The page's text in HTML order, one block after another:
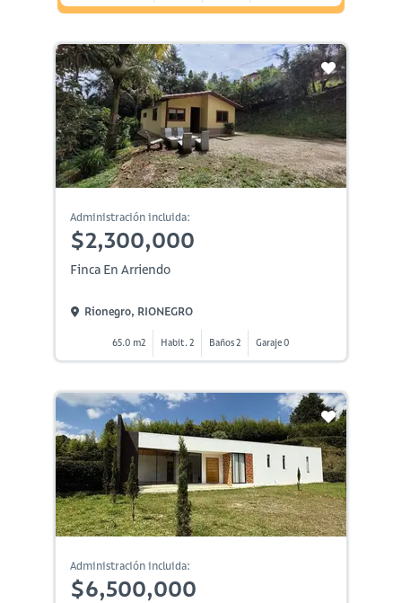
Administración incluida:
$2,300,000
Finca En Arriendo
Rionegro, RIONEGRO
65.0 m2 Habit. 2 Baños 2 Garaje 0
Administración incluida:
$6,500,000